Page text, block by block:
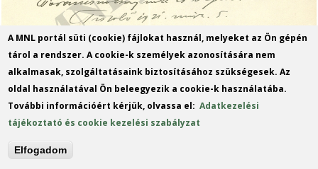
A MNL portál süti (cookie) fájlokat használ, melyeket az Ön gépén
tárol a rendszer. A cookie-k személyek azonosítására nem
alkalmasak, szolgáltatásaink biztosításához szükségesek. Az
oldal használatával Ön beleegyezik a cookie-k használatába.
További információért kérjük, olvassa el:Adatkezelési
tájékoztató és cookie kezelési szabályzat
Elfogadom